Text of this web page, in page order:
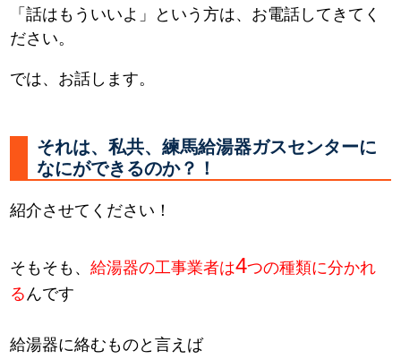
「話はもういいよ」という方は、お電話してきてく
ださい。
では、お話します。
それは、私共、練馬給湯器ガスセンターに
なにができるのか？！
紹介させてください！
そもそも、給湯器の工事業者は4つの種類に分かれ
る んです
給湯器に絡むものと言えば